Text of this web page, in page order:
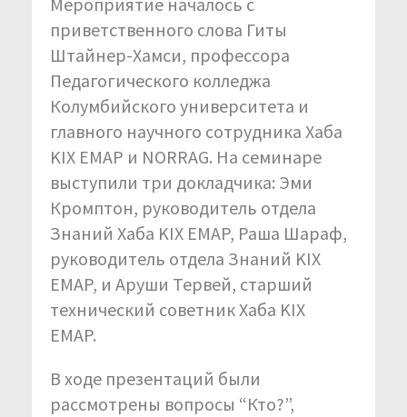
приветственного слова Гиты
Штайнер-Хамси, профессора
Педагогического колледжа
Колумбийского университета и
главного научного сотрудника Хаба
KIX EMAP и NORRAG. На семинаре
выступили три докладчика: Эми
Кромптон, руководитель отдела
Знаний Хаба KIX EMAP, Раша Шараф,
руководитель отдела Знаний KIX
EMAP, и Аруши Тервей, старший
технический советник Хаба KIX
EMAP.
В ходе презентаций были
рассмотрены вопросы “Кто?”,